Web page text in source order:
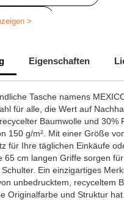
>
Eigenschaften
Tasche namens
für alle, die Wert auf
Baumwolle und 30%
150 g/m². Mit einer Größe
für Ihre täglichen Einkäufe
65 cm langen Griffe sorgen
Ein einzigartiges
unbedrucktem, recyceltem
Originalfarbe und Struktur